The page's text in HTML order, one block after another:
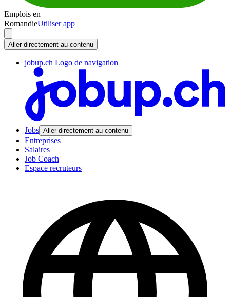
Emplois en
RomandieUtiliser app
Aller directement au contenu
jobup.ch Logo de navigation
Jobs Aller directement au contenu
Entreprises
Salaires
Job Coach
Espace recruteurs